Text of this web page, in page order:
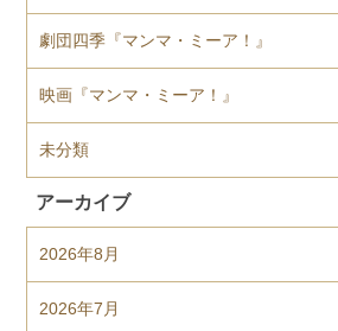
劇団四季『マンマ・ミーア！』
映画『マンマ・ミーア！』
未分類
アーカイブ
2026年8月
2026年7月